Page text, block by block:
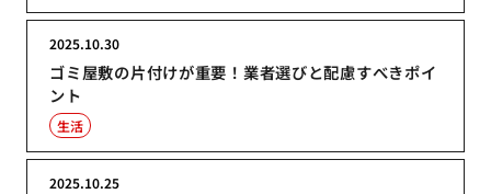
ゴミ屋敷の片付けが重要！業者選びと配慮すべきポイ
ント
2025.10.30
生活
2025.10.25